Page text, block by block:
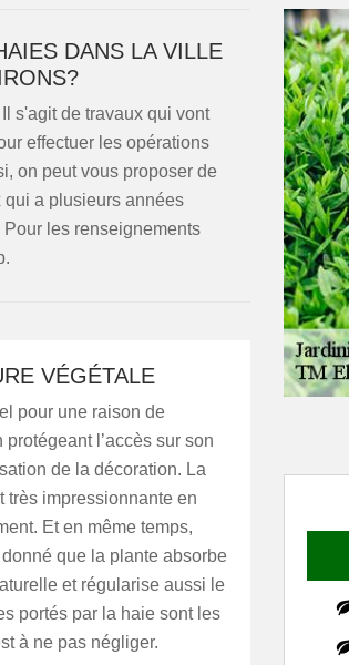
DANS LA VILLE
s'agit de travaux qui vont
effectuer les opérations
on peut vous proposer de
a plusieurs années
les renseignements
VÉGÉTALE
pour une raison de
l’accès sur son
de la décoration. La
très impressionnante en
Et en même temps,
que la plante absorbe
et régularise aussi le
portés par la haie sont les
à ne pas négliger.